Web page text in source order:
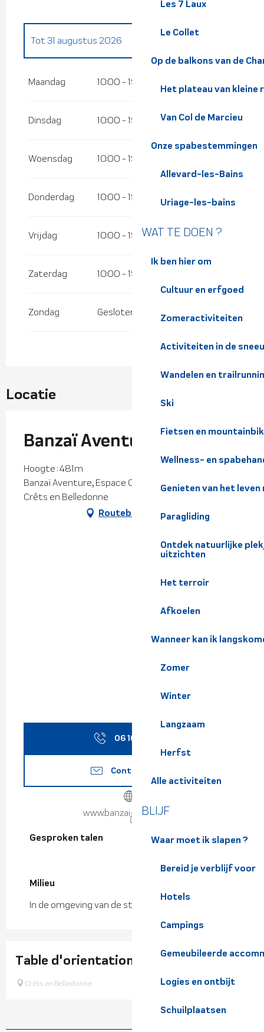
Les 7 Laux
Le Collet
Op de balkons van de
Het plateau van kleine
Van Col de Marcieu
Onze spabestemmingen
Allevard-les-Bains
Uriage-les-bains
WAT TE DOEN ?
Ik ben hier om
Cultuur en erfgoed
Zomeractiviteiten
Activiteiten in de
Wandelen en
Ski
Fietsen en
Wellness- en
Genieten van het
Paragliding
Ontdek natuurlijke
uitzichten
Het terroir
Afkoelen
Wanneer kan ik
Zomer
Winter
Langzaam
Herfst
Alle activiteiten
BLIJF
Waar moet ik slapen ?
Bereid je verblijf voor
Hotels
Campings
Gemeubileerde
Logies en ontbijt
Schuilplaatsen
Tot31 augustus 2026
1 april 2027
Maandag 10:00 - 19:00
Dinsdag 10:00 - 19:00
Woensdag 10:00 - 19:00
Donderdag 10:00 - 19:00
Vrijdag 10:00 - 19:00
Zaterdag 10:00 - 19:00
Zondag Gesloten
Locatie
Banzaï Aventure
Hoogte : 481m
Banzaï Aventure, Espace Chantelouise, 38830
Crêts en Belledonne
Routebeschrijving
06 16 19 17
Contacteer ons
www.banzai-aventure.fr
Gesproken talen
Gesproken talen
Milieu
Milieu
In de omgeving van de stad
Table d'orientation du Flumet
Crêts en Belledonne